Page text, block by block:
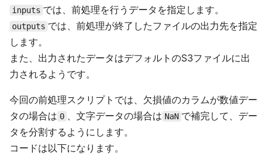
inputs では、前処理を行うデータを指定します。
outputs では、前処理が終了したファイルの出力先を指定
します。
また、出力されたデータはデフォルトのS3ファイルに出
力されるようです。
今回の前処理スクリプトでは、欠損値のカラムが数値デー
タの場合は 0 、文字データの場合は NaN で補完して、デー
タを分割するようにします。
コードは以下になります。